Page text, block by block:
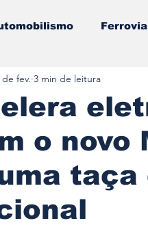
Ferrovia
Motos
Mecânica
o novo
taça
de fev. 3 min de leitura